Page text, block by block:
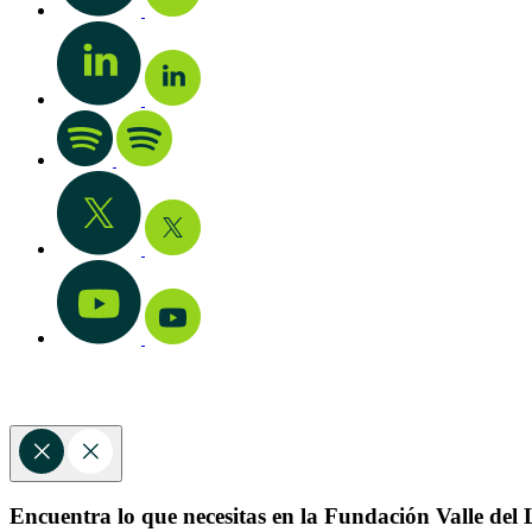
Encuentra lo que necesitas en la Fundación Valle del